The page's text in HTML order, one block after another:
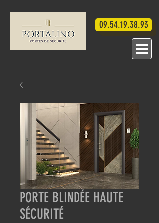
09.54.19.38.93
PORTE BLINDÉE HAUTE
SÉCURITÉ